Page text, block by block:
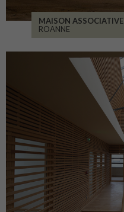
MAISON ASSOCIATIVE
ROANNE